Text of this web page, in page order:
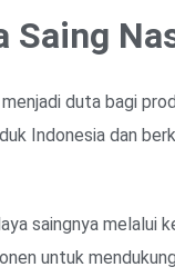
Saing
duta bagi
Indonesia dan
saingnya melalui
untuk